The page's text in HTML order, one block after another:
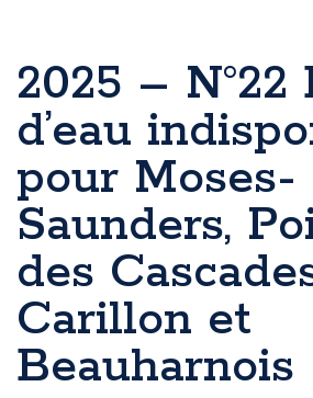
2025 – N°22
d’eau
pour Moses-
Saunders,
des
Carillon et
Beauharnois